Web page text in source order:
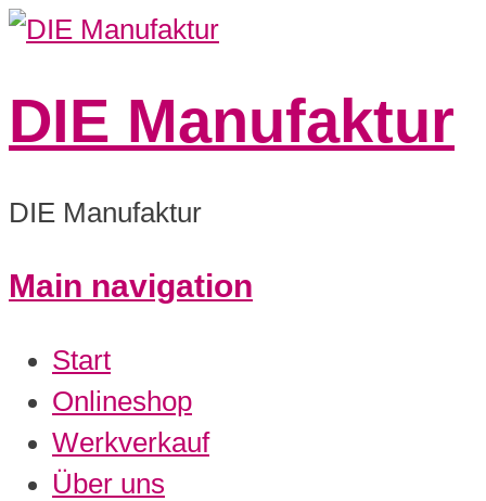
DIE Manufaktur
DIE Manufaktur
Main navigation
Start
Onlineshop
Werkverkauf
Über uns